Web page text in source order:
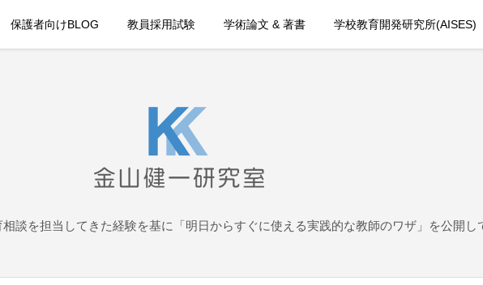
保護者向けBLOG 教員採用試験 学術論文 & 著書 学校教育開発研究所(AISES)
談を担当してきた経験を基に「明日からすぐに使える実践的な教師のワザ」を公開し